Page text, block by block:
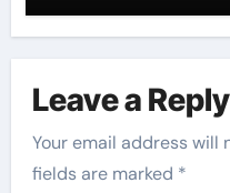
Leave a Reply
Your email address will
fields are marked *